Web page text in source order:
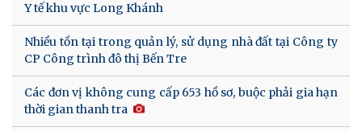
Y tế khu vực Long Khánh
Nhiều tồn tại trong quản lý, sử dụng nhà đất tại Công ty
CP Công trình đô thị Bến Tre
Các đơn vị không cung cấp 653 hồ sơ, buộc phải gia hạn
thời gian thanh tra